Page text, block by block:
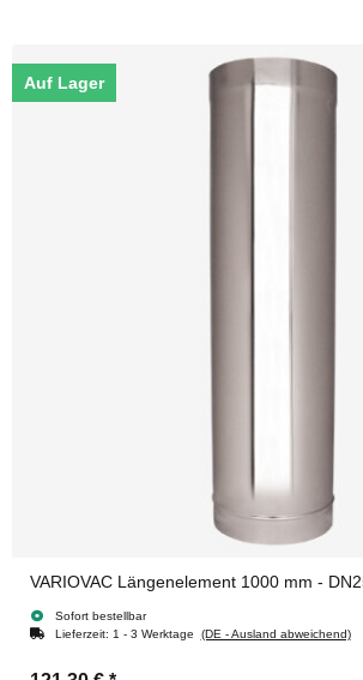
Auf Lager
VARIOVAC Längenelement 1000 mm -
Sofort bestellbar
Lieferzeit: 1 - 3 Werktage (DE - Ausland abweichend)